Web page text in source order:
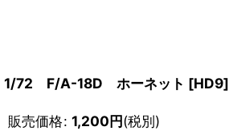
1/72 F/A-18D ホーネット [HD9]
販売価格: 1,200円(税別)